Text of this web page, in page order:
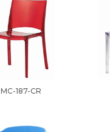
MC-187-CR